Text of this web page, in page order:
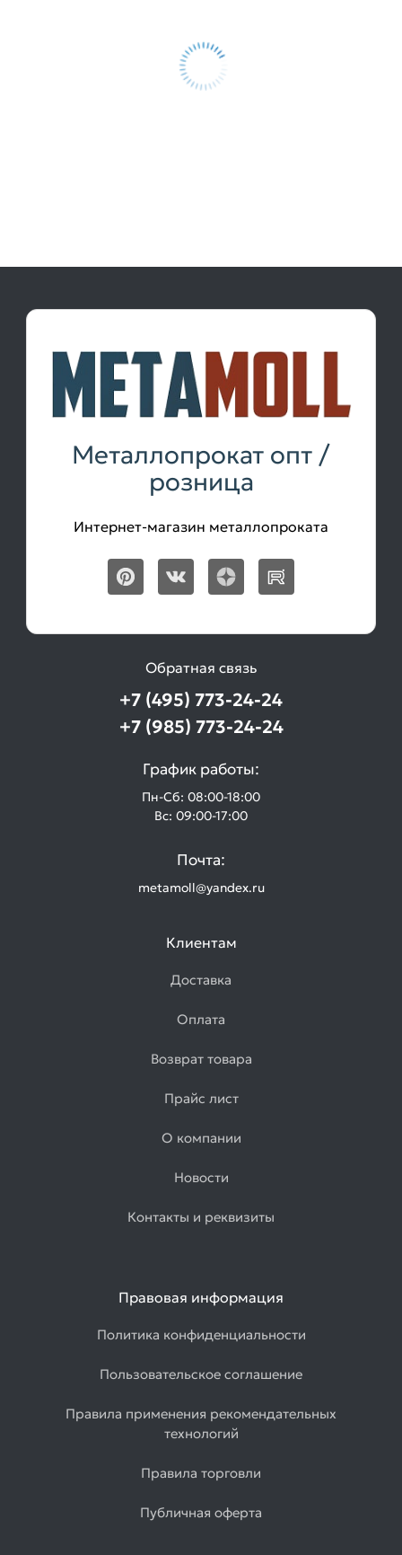
Металлопрокат опт /
розница
Интернет-магазин металлопроката
Обратная связь
+7 (495) 773-24-24
+7 (985) 773-24-24
График работы:
Пн-Сб: 08:00-18:00
Вс: 09:00-17:00
Почта:
metamoll@yandex.ru
Клиентам
Доставка
Оплата
Возврат товара
Прайс лист
О компании
Новости
Контакты и реквизиты
Правовая информация
Политика конфиденциальности
Пользовательское соглашение
Правила применения рекомендательных
технологий
Правила торговли
Публичная оферта